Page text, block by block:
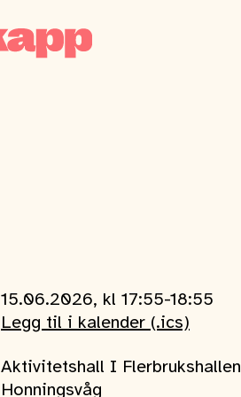
15.06.2026, kl 17:55-18:55
Legg til i kalender (.ics)
Aktivitetshall I Flerbrukshallen
Honningsvåg